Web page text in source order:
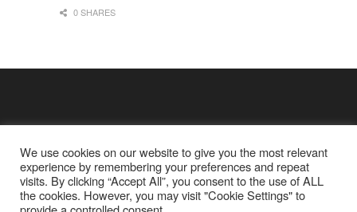
0 SHARES
Cookie Policy
Datenschutz
We use cookies on our website to give you the most relevant
experience by remembering your preferences and repeat
visits. By clicking “Accept All”, you consent to the use of ALL
the cookies. However, you may visit "Cookie Settings" to